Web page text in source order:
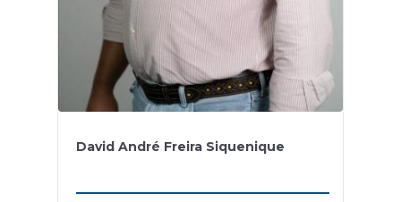
David André Freira Siquenique